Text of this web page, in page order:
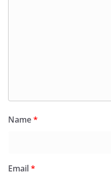
Name*
Email*